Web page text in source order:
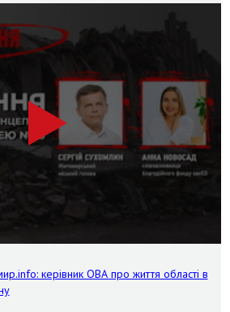
керівник ОВА про життя області в